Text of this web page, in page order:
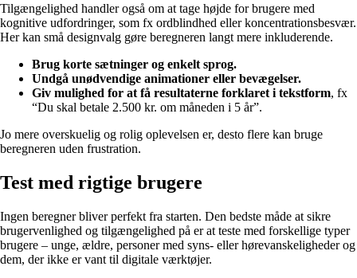
Tilgængelighed handler også om at tage højde for brugere med
kognitive udfordringer, som fx ordblindhed eller koncentrationsbesvær.
Her kan små designvalg gøre beregneren langt mere inkluderende.
Brug korte sætninger og enkelt sprog.
Undgå unødvendige animationer eller bevægelser.
Giv mulighed for at få resultaterne forklaret i tekstform, fx
“Du skal betale 2.500 kr. om måneden i 5 år”.
Jo mere overskuelig og rolig oplevelsen er, desto flere kan bruge
beregneren uden frustration.
Test med rigtige brugere
Ingen beregner bliver perfekt fra starten. Den bedste måde at sikre
brugervenlighed og tilgængelighed på er at teste med forskellige typer
brugere – unge, ældre, personer med syns- eller hørevanskeligheder og
dem, der ikke er vant til digitale værktøjer.